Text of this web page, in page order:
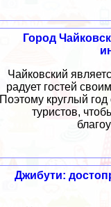
Город
Чайковский
радует гостей
Поэтому круглый
туристов,
Джибути: